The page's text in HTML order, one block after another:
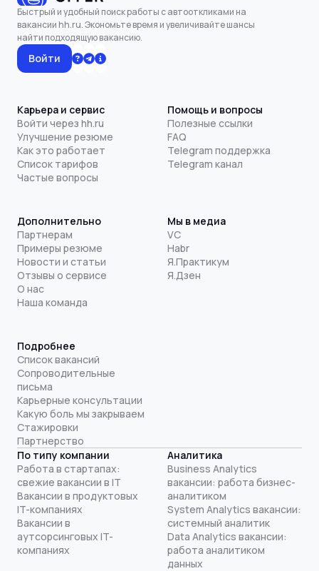
Быстрый и удобный поиск работы с автооткликами на
вакансии hh.ru. Экономьте время и увеличивайте шансы
найти подходящую вакансию.
Войти
Карьера и сервис
Войти через hh.ru
Улучшение резюме
Как это работает
Список тарифов
Частые вопросы
Помощь и вопросы
Полезные ссылки
FAQ
Telegram поддержка
Telegram канал
Дополнительно
Партнерам
Примеры резюме
Новости и статьи
Отзывы о сервисе
О нас
Наша команда
Мы в медиа
VC
Habr
Я.Практикум
Я.Дзен
Подробнее
Список вакансий
Сопроводительные
письма
Карьерные консультации
Какую боль мы закрываем
Стажировки
Партнерство
По типу компании
Работа в стартапах:
свежие вакансии в IT
Вакансии в продуктовых
IT-компаниях
Вакансии в
аутсорсинговых IT-
компаниях
Аналитика
Business Analytics
вакансии: работа бизнес-
аналитиком
System Analytics вакансии:
системный аналитик
Data Analytics вакансии:
работа аналитиком
данных